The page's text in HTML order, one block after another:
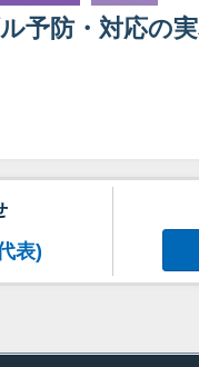
予防・対応の
表)